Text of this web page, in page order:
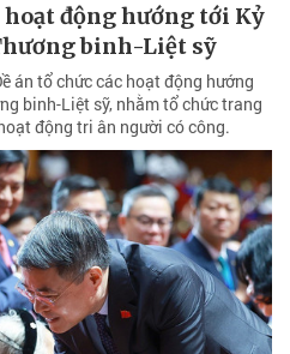
hoạt động hướng tới Kỷ
binh-Liệt sỹ
án tổ chức các hoạt động hướng
binh-Liệt sỹ, nhằm tổ chức trang
động tri ân người có công.